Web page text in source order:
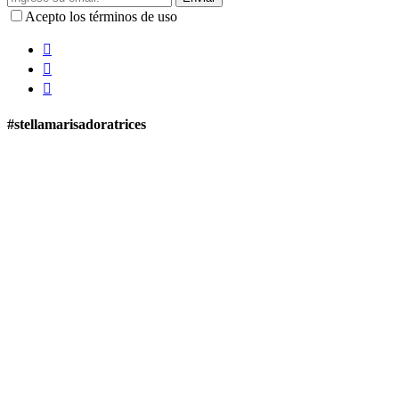
Acepto los términos de uso
#stellamarisadoratrices